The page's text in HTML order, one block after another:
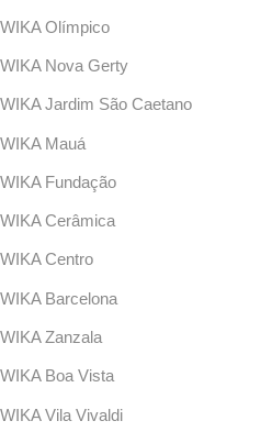
Olímpico
Nova Gerty
Jardim São Caetano
Mauá
Fundação
Cerâmica
Centro
Barcelona
Zanzala
Boa Vista
Vila Vivaldi